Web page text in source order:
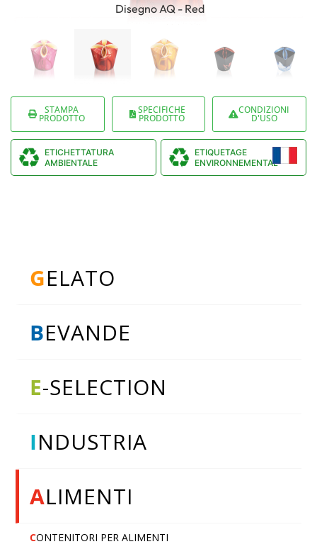
Disegno AQ - Red
STAMPA
PRODOTTO
SPECIFICHE
PRODOTTO
CONDIZIONI
D'USO
ETICHETTATURA
AMBIENTALE
ETIQUETAGE
ENVIRONNEMENTAL
GELATO
BEVANDE
E-SELECTION
INDUSTRIA
ALIMENTI
CONTENITORI PER ALIMENTI